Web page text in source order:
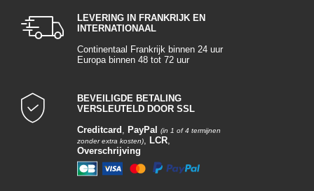
LEVERING IN FRANKRIJK EN
INTERNATIONAAL
Continentaal Frankrijk binnen 24 uur
Europa binnen 48 tot 72 uur
BEVEILIGDE BETALING
VERSLEUTELD DOOR SSL
Creditcard , PayPal
(in 1 of 4 termijnen
zonder extra kosten), LCR,
Overschrijving